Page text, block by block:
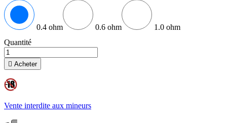
0.4 ohm 0.6 ohm
1.0 ohm
Quantité
 Acheter
Vente interdite aux mineurs